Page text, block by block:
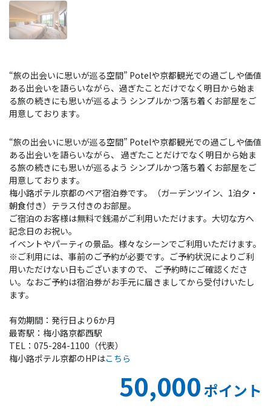
“旅の出会いに思いが巡る空間” Potelや京都観光での過ごしや価値
ある出会いを語らいながら、過ぎたことだけでなく明日から始ま
る旅の続きにも思いが巡るよう シンプルかつ落ち着くお部屋をご
用意しております。
“旅の出会いに思いが巡る空間” Potelや京都観光での過ごしや価値
ある出会いを語らいながら、 過ぎたことだけでなく明日から始ま
る旅の続きにも思いが巡るよう シンプルかつ落ち着くお部屋をご
用意しております。
梅小路ポテル京都のペア宿泊券です。（ガーデンツイン、1泊夕・
朝食付き）テラス付きのお部屋。
ご宿泊のお客様は無料で銭湯がご利用いただけます。大切な方へ
記念日のお祝い。
イベントやパーティの景品。様々なシーンでご利用いただけます。
※ご利用には、事前のご予約が必要です。ご予約状況によりご利
用いただけない日もございますので、 ご予約時にご確認くださ
い。なおご予約は宿泊券がお手元に届きましてから受付けいたし
ます。
有効期間：発行日より6か月
最寄駅：梅小路京都西駅
TEL：075-284-1100（代表）
梅小路ポテル京都のHPはこちら
50,000ポイント